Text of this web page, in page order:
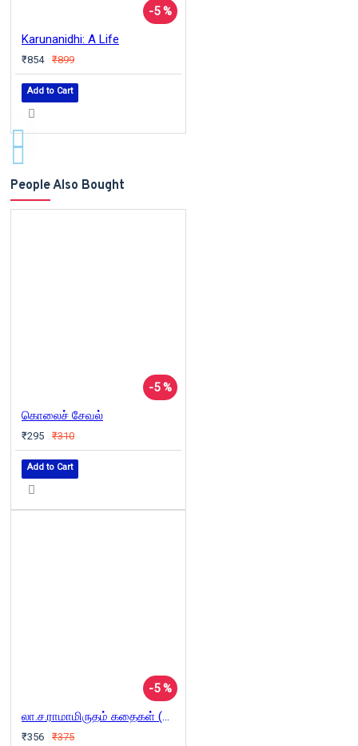
-5 %
Karunanidhi: A Life
₹854 ₹899
Add to Cart
People Also Bought
-5 %
கொலைச் சேவல்
₹295 ₹310
Add to Cart
-5 %
லா.ச.ராமாமிருதம் கதைகள் (நான்காம் தொகுதி)
₹356 ₹375